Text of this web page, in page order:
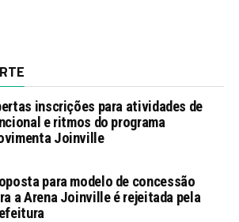
inscrições para atividades de
e ritmos do programa
Joinville
para modelo de concessão
a Arena Joinville é rejeitada pela